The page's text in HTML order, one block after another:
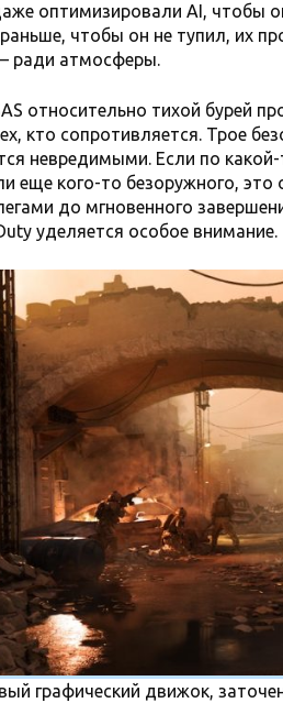
оптимизировали AI, чтобы
чтобы он не тупил, их
ради атмосферы.
относительно тихой бурей
кто сопротивляется. Трое
невредимыми. Если по
еще кого-то безоружного,
до мгновенного
уделяется особое внимание.
графический движок,